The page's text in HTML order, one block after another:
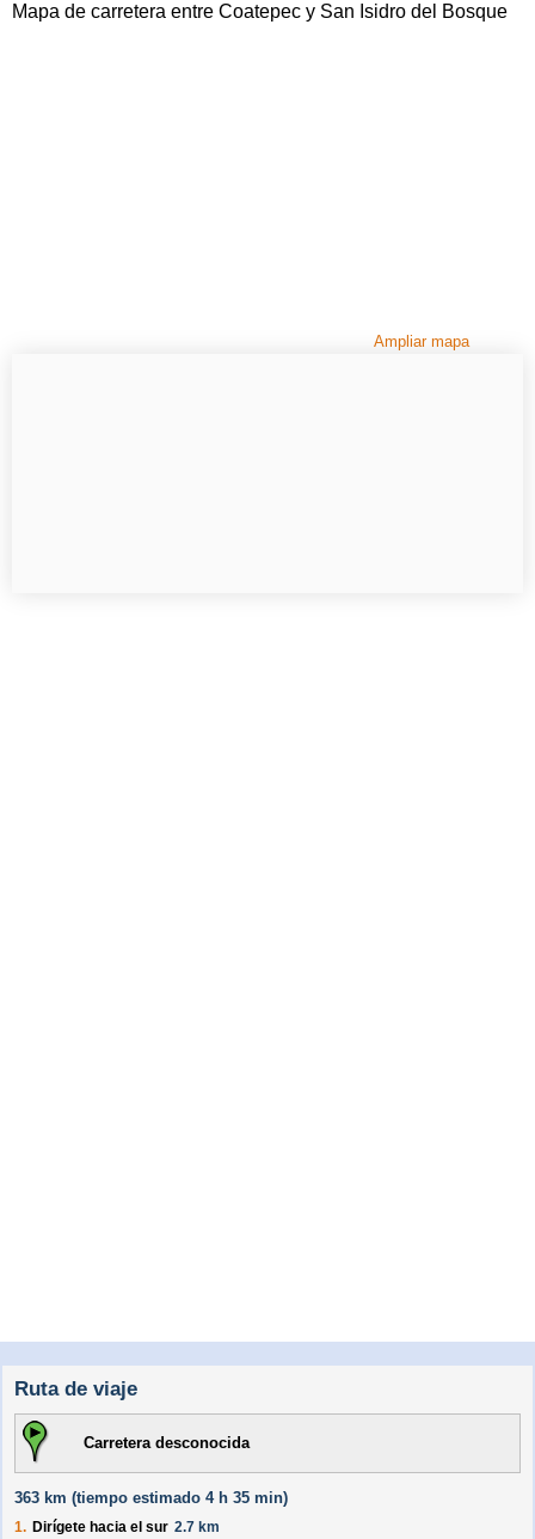
Mapa de carretera entre Coatepec y San Isidro del Bosque
Ampliar mapa
Ruta de viaje
Carretera desconocida
363 km (tiempo estimado 4 h 35 min)
1. Dirígete hacia el sur 2.7 km